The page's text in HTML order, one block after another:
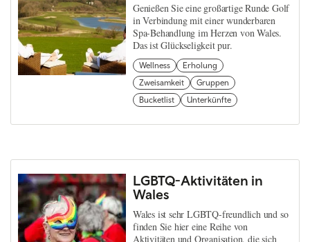
Genießen Sie eine großartige Runde Golf
in Verbindung mit einer wunderbaren
Spa-Behandlung im Herzen von Wales.
Das ist Glückseligkeit pur.
Wellness
Erholung
Zweisamkeit
Gruppen
Bucketlist
Unterkünfte
LGBTQ-Aktivitäten in
Wales
Wales ist sehr LGBTQ-freundlich und so
finden Sie hier eine Reihe von
Aktivitäten und Organisation, die sich